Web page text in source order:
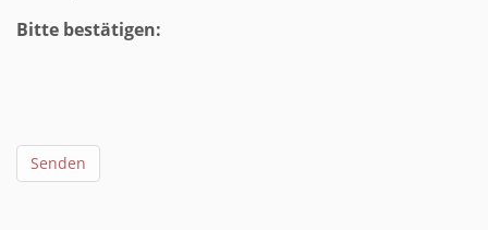
Bitte bestätigen:
Senden